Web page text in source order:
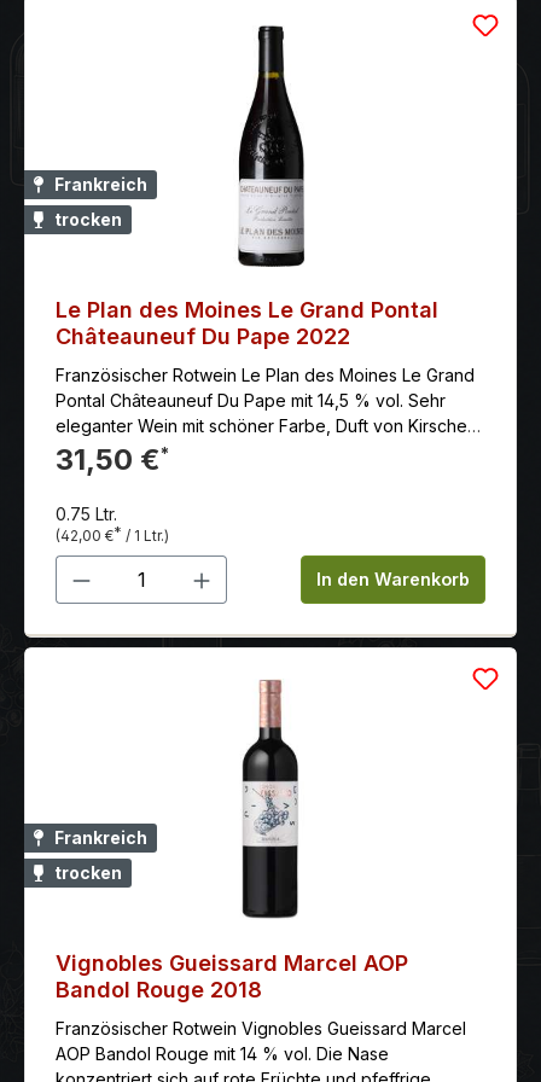
Frankreich
trocken
Le Plan des Moines Le Grand Pontal
Châteauneuf Du Pape 2022
Französischer Rotwein Le Plan des Moines Le Grand
Pontal Châteauneuf Du Pape mit 14,5 % vol. Sehr
eleganter Wein mit schöner Farbe, Duft von Kirschen,
Lorbeerblättern, Paprika und Muskatnuss,
reichhaltigem Geschmack von frischen, roten
Alterungspotenzial.
31,50 €*
0.75 Ltr.
(42,00 €* / 1 Ltr.)
Produkt Anzahl: Gib denIn den Warenkorb
Frankreich
trocken
Vignobles Gueissard Marcel AOP
Bandol Rouge 2018
Französischer Rotwein Vignobles Gueissard Marcel
AOP Bandol Rouge mit 14 % vol. Die Nase